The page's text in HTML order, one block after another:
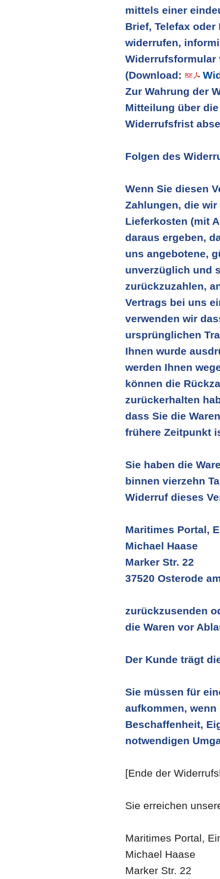
mittels einer
Brief, Telefax
widerrufen,
Widerrufsformular
(Download:
Zur Wahrung der
Mitteilung über
Widerrufsfrist
Folgen des
Wenn Sie diesen
Zahlungen, die
Lieferkosten (mit
daraus ergeben,
uns angebotene,
unverzüglich und
zurückzuzahlen,
Vertrags bei uns
verwenden wir
ursprünglichen
Ihnen wurde
werden Ihnen
können die
zurückerhalten
dass Sie die
frühere Zeitpunkt
Sie haben die
binnen vierzehn
Widerruf dieses
Maritimes Portal,
Michael Haase
Marker Str. 22
37520 Osterode
zurückzusenden
die Waren vor
Der Kunde trägt
Sie müssen für
aufkommen,
Beschaffenheit,
notwendigen
[Ende der
Sie erreichen
Maritimes Portal,
Michael Haase
Marker Str. 22